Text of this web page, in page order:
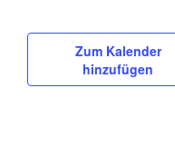
Zum Kalender
hinzufügen